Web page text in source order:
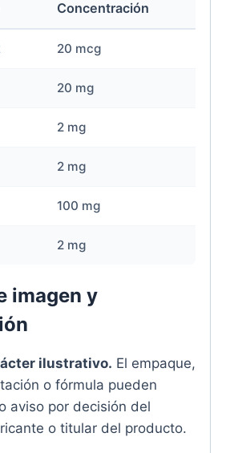
Concentración
20 mcg
20 mg
2 mg
2 mg
100 mg
2 mg
imagen y
ilustrativo. El empaque,
o fórmula pueden
aviso por decisión del
o titular del producto.